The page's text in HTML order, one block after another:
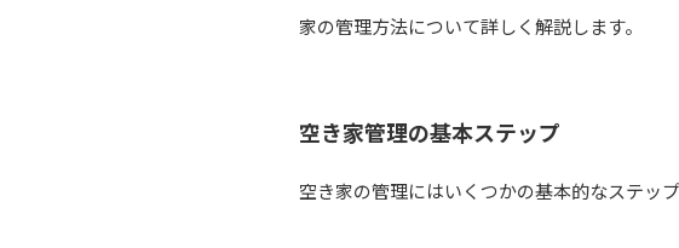
家の管理方法について詳しく解説します。
空き家管理の基本ステップ
空き家の管理にはいくつかの基本的なステップ